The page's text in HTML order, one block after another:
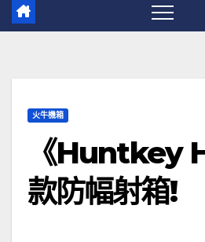
火牛機箱
《Huntkey
款防幅射箱!